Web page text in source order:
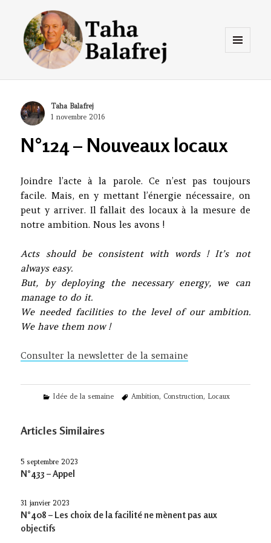
Taha Balafrej Blog
Author
Taha Balafrej
Posted
1 novembre 2016
N°124 – Nouveaux locaux
Joindre l’acte à la parole. Ce n’est pas toujours
facile. Mais, en y mettant l’énergie nécessaire, on
peut y arriver. Il fallait des locaux à la mesure de
notre ambition. Nous les avons !
Acts should be consistent with words ! It’s not
always easy.
But, by deploying the necessary energy, we can
manage to do it.
We needed facilities to the level of our ambition.
We have them now !
Consulter la newsletter de la semaine
Categories
Idée de la semaine Tags
Ambition, Construction, Locaux
Articles Similaires
5 septembre 2023
N°433 – Appel
31 janvier 2023
N°408 – Les choix de la facilité ne mènent pas aux
objectifs